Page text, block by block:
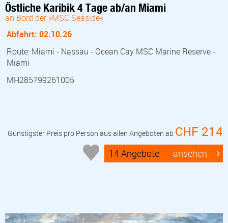
Östliche Karibik 4 Tage ab/an Miami
an Bord der »MSC Seaside«
Abfahrt: 02.10.26
Route: Miami - Nassau - Ocean Cay MSC Marine Reserve -
Miami
MH285799261005
Günstigster Preis pro Person aus allen Angeboten ab CHF 214
14 Angebote ansehen